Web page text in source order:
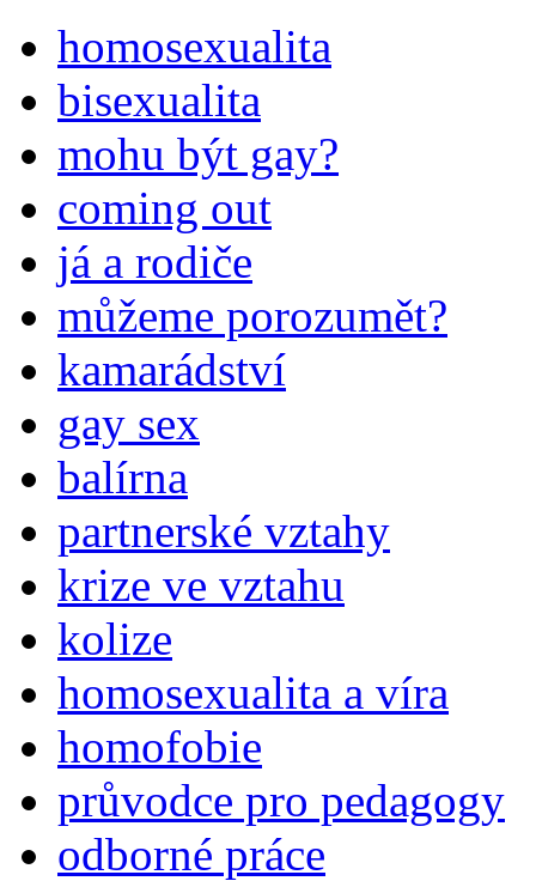
homosexualita
bisexualita
mohu být gay?
coming out
já a rodiče
můžeme porozumět?
kamarádství
gay sex
balírna
partnerské vztahy
krize ve vztahu
kolize
homosexualita a víra
homofobie
průvodce pro pedagogy
odborné práce